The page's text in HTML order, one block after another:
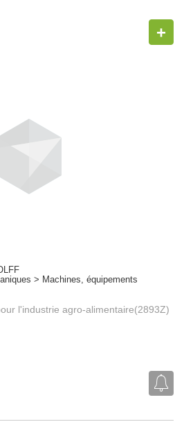
+
> Machines, équipements
l'industrie agro-alimentaire(2893Z)